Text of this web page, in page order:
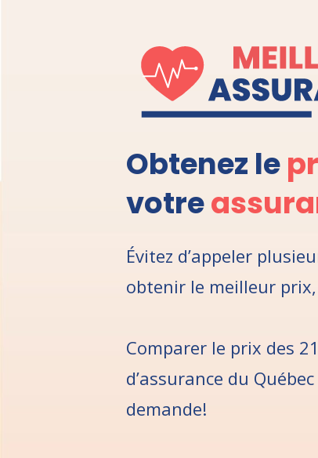
Obtenez le
votre
Évitez d’appeler
obtenir le meilleur
Comparer le prix des
d’assurance du Québec
demande!